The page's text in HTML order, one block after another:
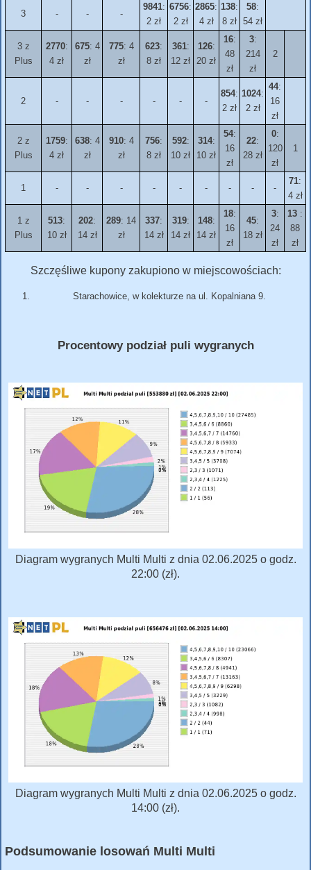
3 - - -
9841:
2 zł
6756:
2 zł
2865:
4 zł
138:
8 zł
58:
54 zł
3 z
Plus
2770:
4 zł
675: 4
zł
775: 4
zł
623:
8 zł
361:
12 zł
126:
20 zł
16:
48
zł
3:
214
zł
2
2 - - - - - -
854:
2 zł
1024:
2 zł
44:
16
zł
2 z
Plus
1759:
4 zł
638: 4
zł
910: 4
zł
756:
8 zł
592:
10 zł
314:
10 zł
54:
16
zł
22:
28 zł
0:
120
zł
1
1 - - - - - - - - -
71:
4 zł
1 z
Plus
513:
10 zł
202:
14 zł
289: 14
zł
337:
14 zł
319:
14 zł
148:
14 zł
18:
16
zł
45:
18 zł
3:
24
zł
13 :
88
zł
Szczęśliwe kupony zakupiono w miejscowościach:
Starachowice, w kolekturze na ul. Kopalniana 9.
Procentowy podział puli wygranych
Diagram wygranych Multi Multi z dnia 02.06.2025 o godz.
22:00 (zł).
Diagram wygranych Multi Multi z dnia 02.06.2025 o godz.
14:00 (zł).
Podsumowanie losowań Multi Multi